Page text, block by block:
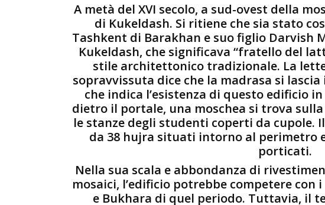
A metà del XVI secolo, a sud-ovest della
di Kukeldash. Si ritiene che sia stato
Tashkent di Barakhan e suo figlio Darvish
Kukeldash, che significava “fratello del
stile architettonico tradizionale. La
sopravvissuta dice che la madrasa si
che indica l’esistenza di questo edificio
dietro il portale, una moschea si trova
le stanze degli studenti coperti da cupole.
da 38 hujra situati intorno al perimetro
porticati.
Nella sua scala e abbondanza di
mosaici, l’edificio potrebbe competere
e Bukhara di quel periodo. Tuttavia, il